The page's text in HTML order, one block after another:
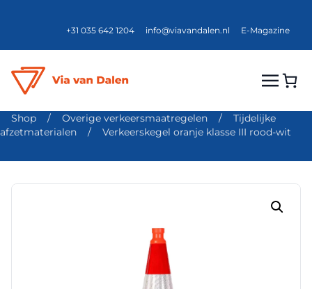
+31 035 642 1204 info@viavandalen.nl E-Magazine
Shop / Overige verkeersmaatregelen /
Tijdelijke
afzetmaterialen
/ Verkeerskegel oranje klasse III rood-wit